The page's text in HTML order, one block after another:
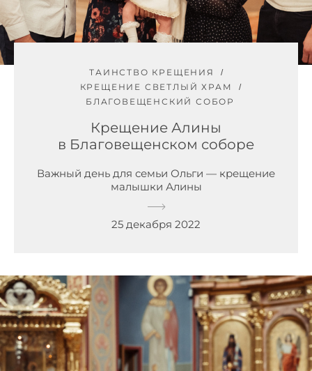
ТАИНСТВО КРЕЩЕНИЯ
КРЕЩЕНИЕ СВЕТЛЫЙ ХРАМ
БЛАГОВЕЩЕНСКИЙ СОБОР
Крещение Алины
в Благовещенском соборе
Важный день для семьи Ольги — крещение
малышки Алины
25 декабря 2022